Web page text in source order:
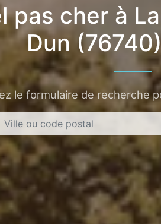
pas cher à
Dun
le formulaire de recherche